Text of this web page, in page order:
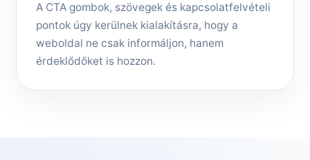
A CTA gombok, szövegek és kapcsolatfelvételi
pontok úgy kerülnek kialakításra, hogy a
weboldal ne csak informáljon, hanem
érdeklődőket is hozzon.